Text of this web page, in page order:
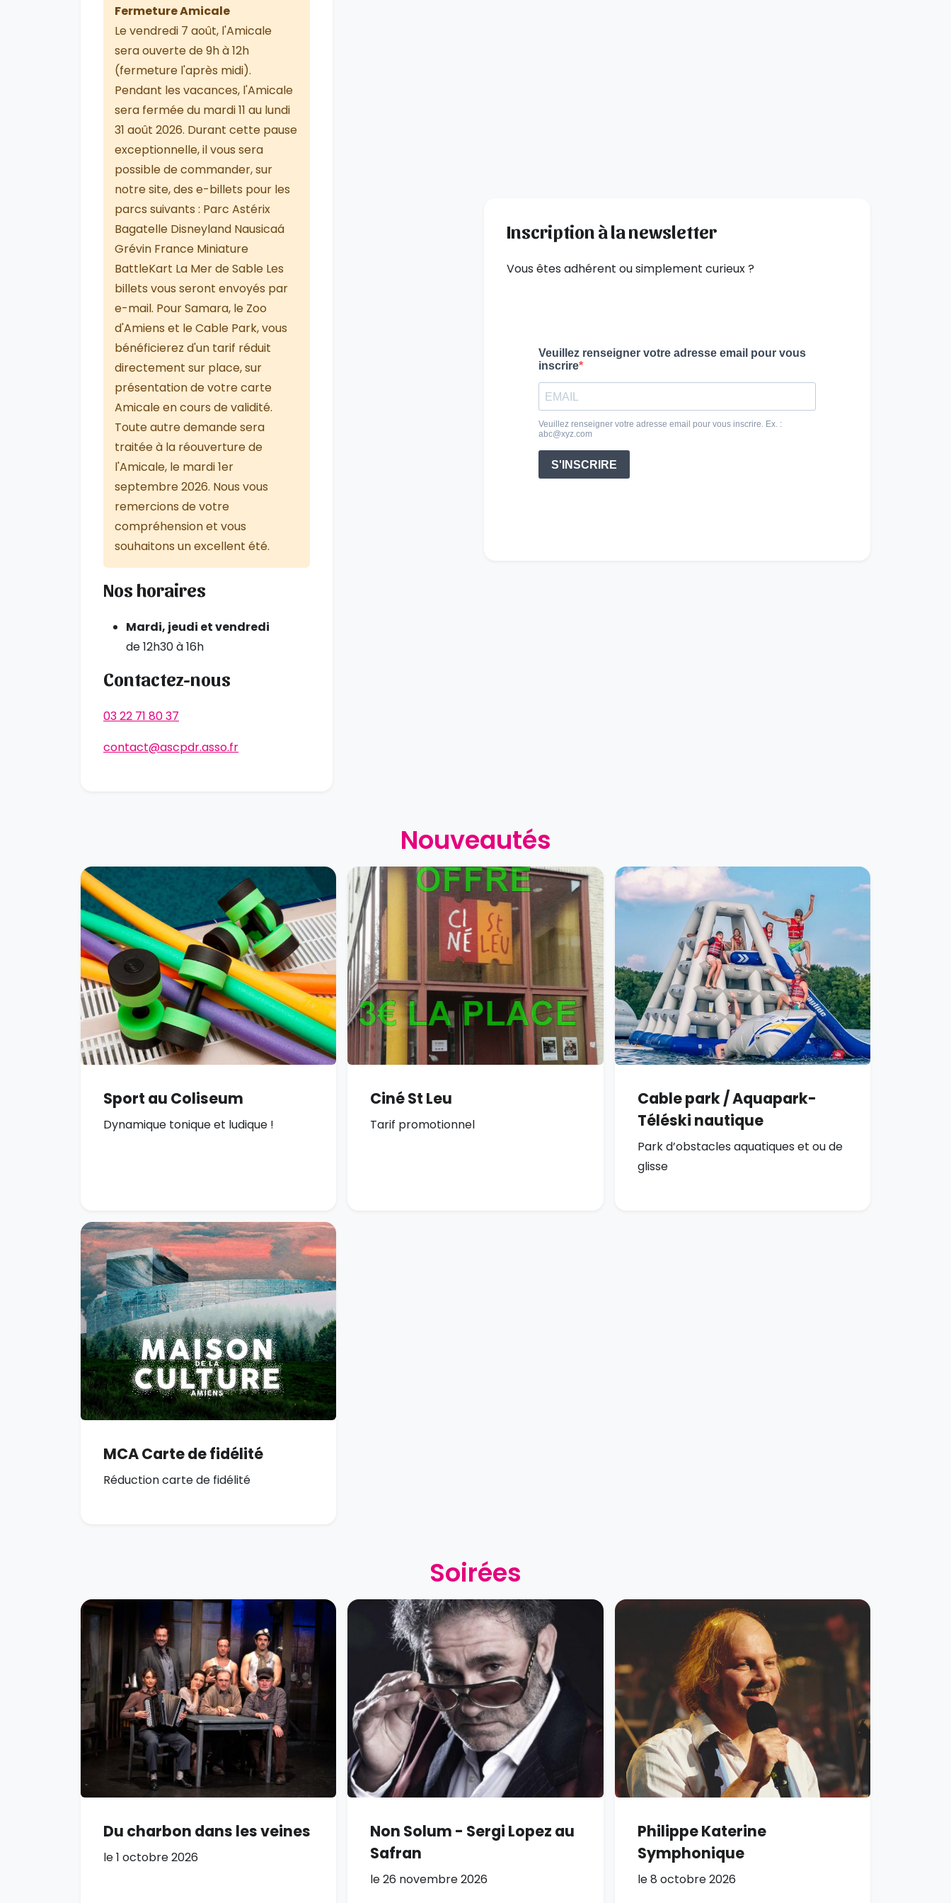
Fermeture Amicale
Le vendredi 7 août, l'Amicale
sera ouverte de 9h à 12h
(fermeture l'après midi).
Pendant les vacances, l'Amicale
sera fermée du mardi 11 au lundi
31 août 2026. Durant cette pause
exceptionnelle, il vous sera
possible de commander, sur
notre site, des e-billets pour les
parcs suivants : Parc Astérix
Bagatelle Disneyland Nausicaá
Grévin France Miniature
BattleKart La Mer de Sable Les
billets vous seront envoyés par
e-mail. Pour Samara, le Zoo
d'Amiens et le Cable Park, vous
bénéficierez d'un tarif réduit
directement sur place, sur
présentation de votre carte
Amicale en cours de validité.
Toute autre demande sera
traitée à la réouverture de
l'Amicale, le mardi 1er
septembre 2026. Nous vous
remercions de votre
compréhension et vous
souhaitons un excellent été.
Nos horaires
Mardi, jeudi et vendredi
de 12h30 à 16h
Contactez-nous
03 22 71 80 37
contact@ascpdr.asso.fr
Inscription à la newsletter
Vous êtes adhérent ou simplement curieux ?
Nouveautés
Sport au Coliseum
Dynamique tonique et ludique !
Ciné St Leu
Tarif promotionnel
Cable park / Aquapark-
Téléski nautique
Park d’obstacles aquatiques et ou de
glisse
MCA Carte de fidélité
Réduction carte de fidélité
Soirées
Du charbon dans les veines
le 1 octobre 2026
Non Solum - Sergi Lopez au
Safran
le 26 novembre 2026
Philippe Katerine
Symphonique
le 8 octobre 2026